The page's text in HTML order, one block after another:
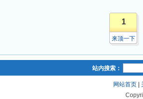
1
来顶一下
站内搜索：
网站首页